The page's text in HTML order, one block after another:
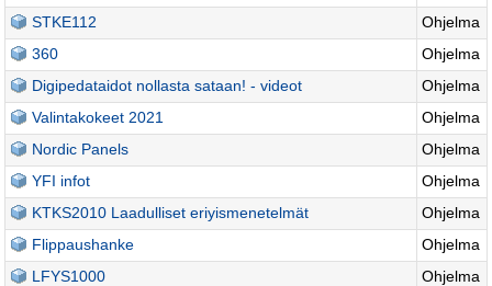
STKE112
Ohjelma
360
Ohjelma
Digipedataidot nollasta sataan! - videot
Ohjelma
Valintakokeet 2021
Ohjelma
Nordic Panels
Ohjelma
YFI infot
Ohjelma
KTKS2010 Laadulliset eriyismenetelmät
Ohjelma
Flippaushanke
Ohjelma
LFYS1000
Ohjelma